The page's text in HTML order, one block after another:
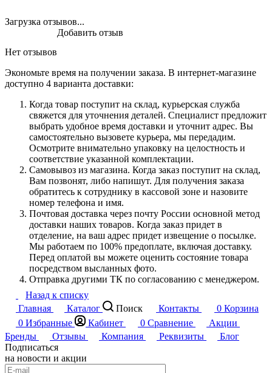
Загрузка отзывов...
Нет отзывов
Добавить отзыв
Экономьте время на получении заказа. В интернет-магазине
доступно 4 варианта доставки:
Когда товар поступит на склад, курьерская служба
свяжется для уточнения деталей. Специалист предложит
выбрать удобное время доставки и уточнит адрес. Вы
самостоятельно вызовете курьера, мы передадим.
Осмотрите внимательно упаковку на целостность и
соответствие указанной комплектации.
Самовывоз из магазина. Когда заказ поступит на склад,
Вам позвонят, либо напишут. Для получения заказа
обратитесь к сотруднику в кассовой зоне и назовите
номер телефона и имя.
Почтовая доставка через почту России основной метод
доставки наших товаров. Когда заказ придет в
отделение, на ваш адрес придет извещение о посылке.
Мы работаем по 100% предоплате, включая доставку.
Перед оплатой вы можете оценить состояние товара
посредством высланных фото.
Отправка другими ТК по согласованию с менеджером.
Назад к списку
Главная
Каталог Поиск Контакты 0 Корзина
0 Избранные Кабинет 0 Сравнение
Акции
Бренды
Отзывы Компания Реквизиты
Блог
Подписаться
на новости и акции